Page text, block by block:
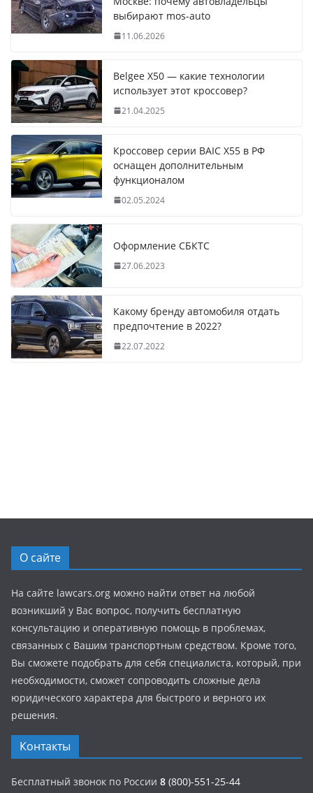
выбирают mos-auto
11.06.2026
Belgee X50 — какие технологии
использует этот кроссовер?
21.04.2025
Кроссовер серии BAIC X55 в РФ
оснащен дополнительным
функционалом
02.05.2024
Оформление СБКТС
27.06.2023
Какому бренду автомобиля отдать
предпочтение в 2022?
22.07.2022
О сайте
На сайте lawcars.org можно найти ответ на любой
возникший у Вас вопрос, получить бесплатную
консультацию и оперативную помощь в проблемах,
связанных с Вашим транспортным средством. Кроме того,
Вы сможете подобрать для себя специалиста, который, при
необходимости, сможет сопроводить сложные дела
юридического характера для быстрого и верного их
решения.
Контакты
Бесплатный звонок по России 8 (800)-551-25-44